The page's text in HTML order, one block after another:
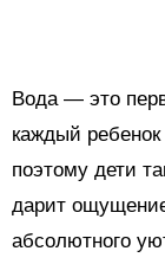
Вода — это
каждый
поэтому дети
дарит
абсолютного